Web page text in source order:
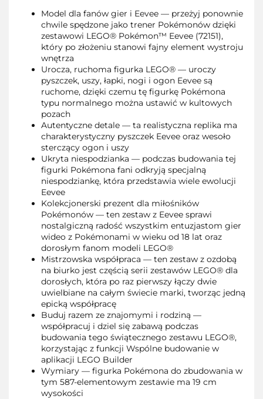
Model dla fanów gier i Eevee — przeżyj ponownie
chwile spędzone jako trener Pokémonów dzięki
zestawowi LEGO® Pokémon™ Eevee (72151),
który po złożeniu stanowi fajny element wystroju
wnętrza
Urocza, ruchoma figurka LEGO® — uroczy
pyszczek, uszy, łapki, nogi i ogon Eevee są
ruchome, dzięki czemu tę figurkę Pokémona
typu normalnego można ustawić w kultowych
pozach
Autentyczne detale — ta realistyczna replika ma
charakterystyczny pyszczek Eevee oraz wesoło
sterczący ogon i uszy
Ukryta niespodzianka — podczas budowania tej
figurki Pokémona fani odkryją specjalną
niespodziankę, która przedstawia wiele ewolucji
Eevee
Kolekcjonerski prezent dla miłośników
Pokémonów — ten zestaw z Eevee sprawi
nostalgiczną radość wszystkim entuzjastom gier
wideo z Pokémonami w wieku od 18 lat oraz
dorosłym fanom modeli LEGO®
Mistrzowska współpraca — ten zestaw z ozdobą
na biurko jest częścią serii zestawów LEGO® dla
dorosłych, która po raz pierwszy łączy dwie
uwielbiane na całym świecie marki, tworząc jedną
epicką współpracę
Buduj razem ze znajomymi i rodziną —
współpracuj i dziel się zabawą podczas
budowania tego świątecznego zestawu LEGO®,
korzystając z funkcji Wspólne budowanie w
aplikacji LEGO Builder
Wymiary — figurka Pokémona do zbudowania w
tym 587-elementowym zestawie ma 19 cm
wysokości